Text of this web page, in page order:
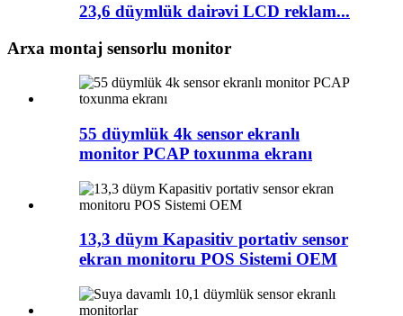
23,6 düymlük dairəvi LCD reklam...
Arxa montaj sensorlu monitor
55 düymlük 4k sensor ekranlı
monitor PCAP toxunma ekranı
13,3 düym Kapasitiv portativ sensor
ekran monitoru POS Sistemi OEM